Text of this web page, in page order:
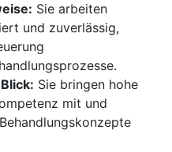
Sie arbeiten
und zuverlässig,
Sie bringen hohe
mit und